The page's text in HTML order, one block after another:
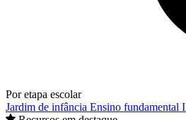
Por etapa escolar
Jardim de infância Ensino fundamental I